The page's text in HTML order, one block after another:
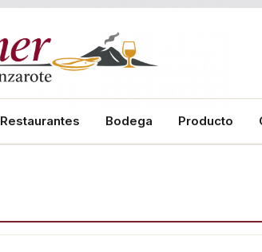
Restaurantes Bodega Producto